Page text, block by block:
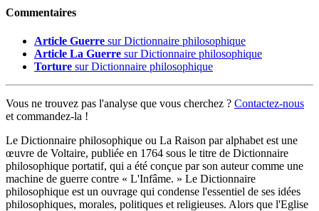
Commentaires
Article Guerre sur Dictionnaire philosophique
Article La Guerre sur Dictionnaire philosophique
Torture sur Dictionnaire philosophique
Vous ne trouvez pas l'analyse que vous cherchez ? Contactez-nous
et commandez-la !
Le Dictionnaire philosophique ou La Raison par alphabet est une
œuvre de Voltaire, publiée en 1764 sous le titre de Dictionnaire
philosophique portatif, qui a été conçue par son auteur comme une
machine de guerre contre « L'Infâme. » Le Dictionnaire
philosophique est un ouvrage qui condense l'essentiel de ses idées
philosophiques, morales, politiques et religieuses. Alors que l'Eglise